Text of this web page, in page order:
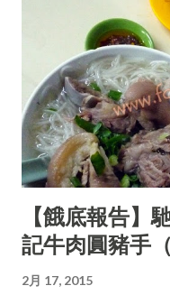
【餓底報告】
記牛肉圓豬手（
2月 17, 2015